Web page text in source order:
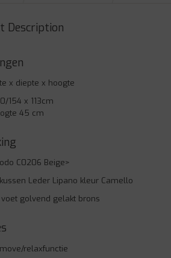
Description
x diepte x hoogte
154 x 113cm
45 cm
C0206 Beige>
Leder Lipano kleur Camello
golvend gelakt brons
relaxfunctie